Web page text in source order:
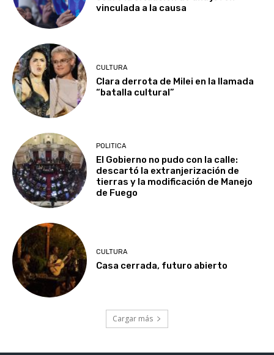
vinculada a la causa
CULTURA
Clara derrota de Milei en la llamada
“batalla cultural”
POLITICA
El Gobierno no pudo con la calle:
descartó la extranjerización de
tierras y la modificación de Manejo
de Fuego
CULTURA
Casa cerrada, futuro abierto
Cargar más